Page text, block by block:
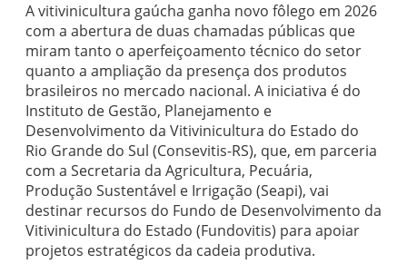
A vitivinicultura gaúcha ganha novo fôlego em 2026
com a abertura de duas chamadas públicas que
miram tanto o aperfeiçoamento técnico do setor
quanto a ampliação da presença dos produtos
brasileiros no mercado nacional. A iniciativa é do
Instituto de Gestão, Planejamento e
Desenvolvimento da Vitivinicultura do Estado do
Rio Grande do Sul (Consevitis-RS), que, em parceria
com a Secretaria da Agricultura, Pecuária,
Produção Sustentável e Irrigação (Seapi), vai
destinar recursos do Fundo de Desenvolvimento da
Vitivinicultura do Estado (Fundovitis) para apoiar
projetos estratégicos da cadeia produtiva.